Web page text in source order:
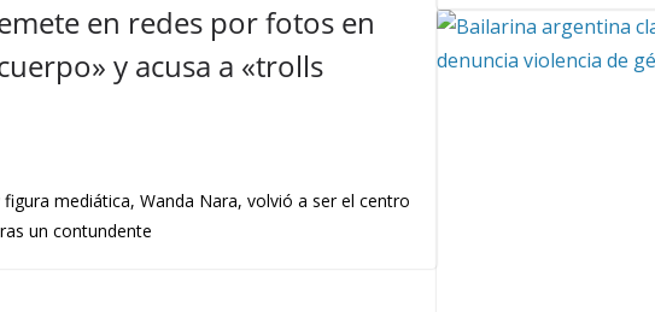
en redes por fotos en
y acusa a «trolls
mediática, Wanda Nara, volvió a ser el centro
un contundente